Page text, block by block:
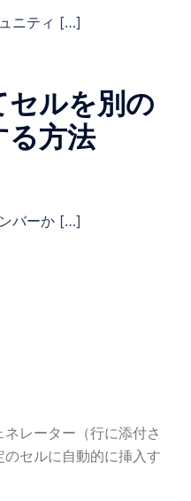
ニティ […]
セルを別の
る方法
バーか […]
レーター（行に添付さ
セルに自動的に挿入す